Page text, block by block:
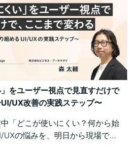
」をユーザー視点で見直すだけで
UX改善の実践ステップ〜
「どこが使いにくい？何から始
の悩みを、明日から現場で実